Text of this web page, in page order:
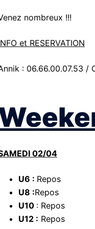
nombreux !!!
et RESERVATION
: 06.66.00.07.53 /
02/04
U6 : Repos
U8 :Repos
U10 : Repos
U12 : Repos